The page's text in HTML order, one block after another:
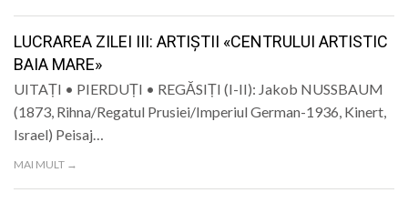
LUCRAREA ZILEI III: ARTIȘTII «CENTRULUI ARTISTIC
BAIA MARE»
UITAȚI • PIERDUȚI • REGĂSIȚI (I-II): Jakob NUSSBAUM
(1873, Rihna/Regatul Prusiei/Imperiul German-1936, Kinert,
Israel) Peisaj…
MAI MULT →